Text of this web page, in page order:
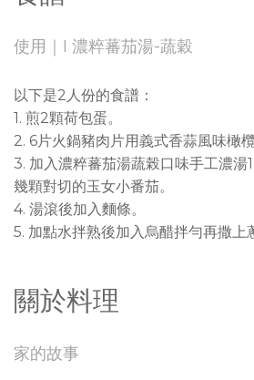
使用｜I 濃粹蕃茄湯-蔬穀
以下是2人份的食譜：
1. 煎2顆荷包蛋。
2. 6片火鍋豬肉片用義式香蒜風味橄
3. 加入濃粹蕃茄湯蔬榖口味手工濃
幾顆對切的玉女小番茄。
4. 湯滾後加入麵條。
5. 加點水拌熟後加入烏醋拌勻再撒上
關於料理
家的故事